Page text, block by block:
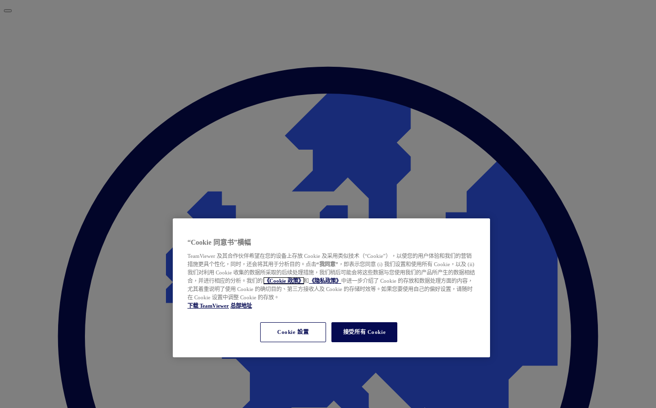
“Cookie 同意书”横幅
TeamViewer 及其合作伙伴希望在您的设备上存放 Cookie 及采用类似技术（“Cookie”），以使您的用户体验和我们的营销
措施更具个性化，同时，还会将其用于分析目的。点击“我同意” ，即表示您同意 (i) 我们设置和使用所有 Cookie，以及 (ii)
我们对利用 Cookie 收集的数据所采取的后续处理措施，我们稍后可能会将这些数据与您使用我们的产品所产生的数据相结
合，并进行相应的分析。我们的
《Cookie 政策》 和 《隐私政策》 中进一步介绍了 Cookie 的存放和数据处理方面的内容，
尤其着重说明了使用 Cookie 的确切目的、第三方接收人及 Cookie 的存储时效等。如果您要使用自己的偏好设置，请随时
在 Cookie 设置中调整 Cookie 的存放。
下载 TeamViewer 总部地址
Cookie 設置 接受所有 Cookie